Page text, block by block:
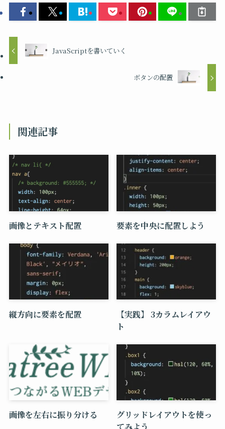
JavaScriptを書いていく
ボタンの配置
関連記事
画像とテキスト配置 要素を中央に配置しよう
縦方向に要素を配置
【実践】 3カラムレイアウ
ト
画像を左右に振り分ける
グリッドレイアウトを使っ